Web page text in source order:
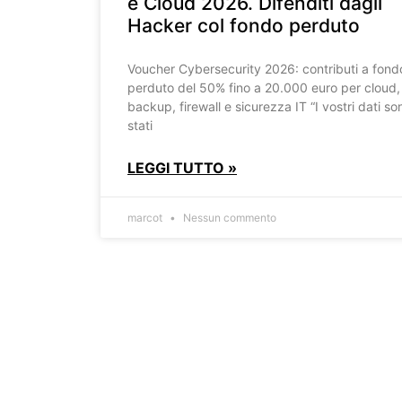
Hacker col fondo perduto
Voucher Cybersecurity 2026: contributi a
perduto del 50% fino a 20.000 euro per cloud,
backup, firewall e sicurezza IT “I vostri dati
stati
LEGGI TUTTO »
marcot Nessun commento